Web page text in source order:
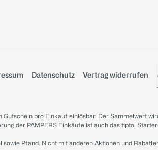
Datenschutz Vertrag widerrufen
Gutschein pro Einkauf einlösbar. Der Sammelwert
der PAMPERS Einkäufe ist auch das tiptoi
Pfand. Nicht mit anderen Aktionen und